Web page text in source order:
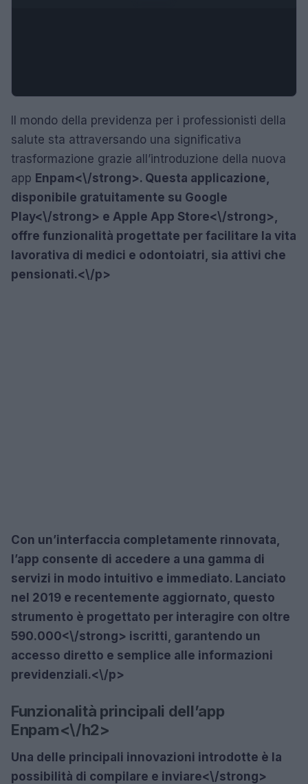
Il mondo della previdenza per i professionisti della
salute sta attraversando una significativa
trasformazione grazie all’introduzione della nuova
app Enpam<\/strong>. Questa applicazione,
disponibile gratuitamente su Google
Play<\/strong> e Apple App Store<\/strong>,
offre funzionalità progettate per facilitare la vita
lavorativa di medici e odontoiatri, sia attivi che
pensionati.<\/p>
Con un’interfaccia completamente rinnovata,
l’app consente di accedere a una gamma di
servizi in modo intuitivo e immediato. Lanciato
nel 2019 e recentemente aggiornato, questo
strumento è progettato per interagire con oltre
590.000<\/strong> iscritti, garantendo un
accesso diretto e semplice alle informazioni
previdenziali.<\/p>
Funzionalità principali dell’app
Enpam<\/h2>
Una delle principali innovazioni introdotte è la
possibilità di compilare e inviare<\/strong>